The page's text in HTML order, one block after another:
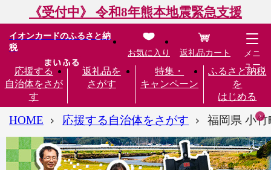
《受付中》 令和8年熊本地震緊急支援
イオンカードのふるさと納
税
応援する
自治体をさが
す
返礼品を
さがす
特集・
キャンペーン
ふるさと納税
を
はじめる
お気に入り 返礼品カート
メニ
ュー
HOME 応援する自治体をさがす 福岡県 小竹